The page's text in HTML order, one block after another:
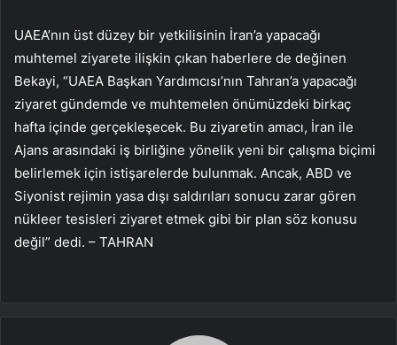
UAEA’nın üst düzey bir yetkilisinin İran’a yapacağı
muhtemel ziyarete ilişkin çıkan haberlere de değinen
Bekayi, “UAEA Başkan Yardımcısı’nın Tahran’a yapacağı
ziyaret gündemde ve muhtemelen önümüzdeki birkaç
hafta içinde gerçekleşecek. Bu ziyaretin amacı, İran ile
Ajans arasındaki iş birliğine yönelik yeni bir çalışma biçimi
belirlemek için istişarelerde bulunmak. Ancak, ABD ve
Siyonist rejimin yasa dışı saldırıları sonucu zarar gören
nükleer tesisleri ziyaret etmek gibi bir plan söz konusu
değil” dedi. – TAHRAN